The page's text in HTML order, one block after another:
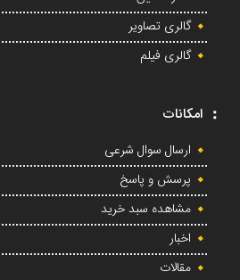
گالری تصاویر
گالری فیلم
امکانات
ارسال سوال شرعی
پرسش و پاسخ
مشاهده سبد خرید
اخبار
مقالات